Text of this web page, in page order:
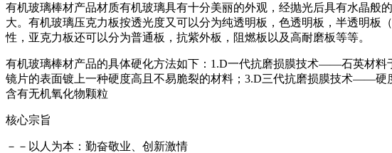
有机玻璃棒材产品材质有机玻璃具有十分美丽的外观，经抛光后具有水晶般
大。有机玻璃压克力板按透光度又可以分为纯透明板，色透明板，半透明
性，亚克力板还可以分为普通板，抗紫外板，阻燃板以及高耐磨板等等。
有机玻璃棒材产品的具体硬化方法如下：1.D一代抗磨损膜技术——石英材
镜片的表面镀上一种硬度高且不易脆裂的材料；3.D三代抗磨损膜技术——
含有无机氧化物颗粒
核心宗旨
－－以人为本：勤奋敬业、创新激情